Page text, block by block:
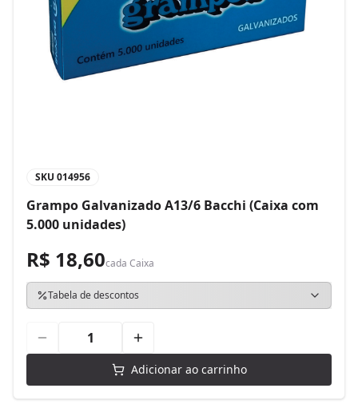
SKU 014956
Grampo Galvanizado A13/6 Bacchi (Caixa com
5.000 unidades)
R$ 18,60cada Caixa
Tabela de descontos
Adicionar ao carrinho